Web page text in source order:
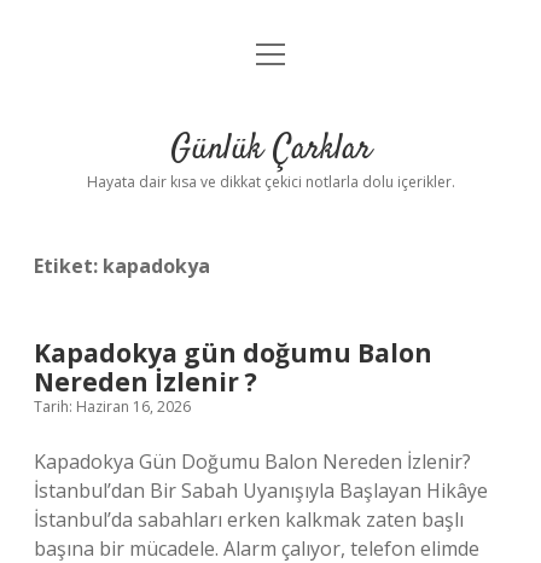
Anasayfa
Yasal Uyarı
menüyü
Günlük Çarklar
Hayata dair kısa ve dikkat çekici notlarla dolu içerikler.
Etiket: kapadokya
Kapadokya gün doğumu Balon
Nereden İzlenir ?
Tarih: Haziran 16, 2026
Kapadokya Gün Doğumu Balon Nereden İzlenir?
İstanbul’dan Bir Sabah Uyanışıyla Başlayan Hikâye
İstanbul’da sabahları erken kalkmak zaten başlı
başına bir mücadele. Alarm çalıyor, telefon elimde